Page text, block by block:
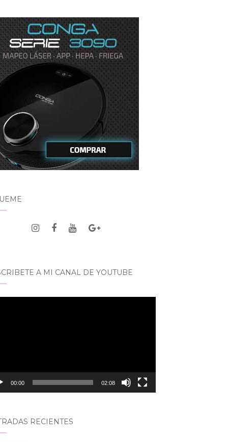
A MI CANAL DE YOUTUBE
00:00 02:08
RECIENTES